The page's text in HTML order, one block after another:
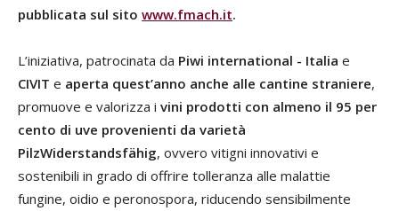
pubblicata sul sito www.fmach.it.
L’iniziativa, patrocinata da Piwi international - Italia e
CIVIT e aperta quest’anno anche alle cantine straniere,
promuove e valorizza i vini prodotti con almeno il 95 per
cento di uve provenienti da varietà
PilzWiderstandsfähig, ovvero vitigni innovativi e
sostenibili in grado di offrire tolleranza alle malattie
fungine, oidio e peronospora, riducendo sensibilmente